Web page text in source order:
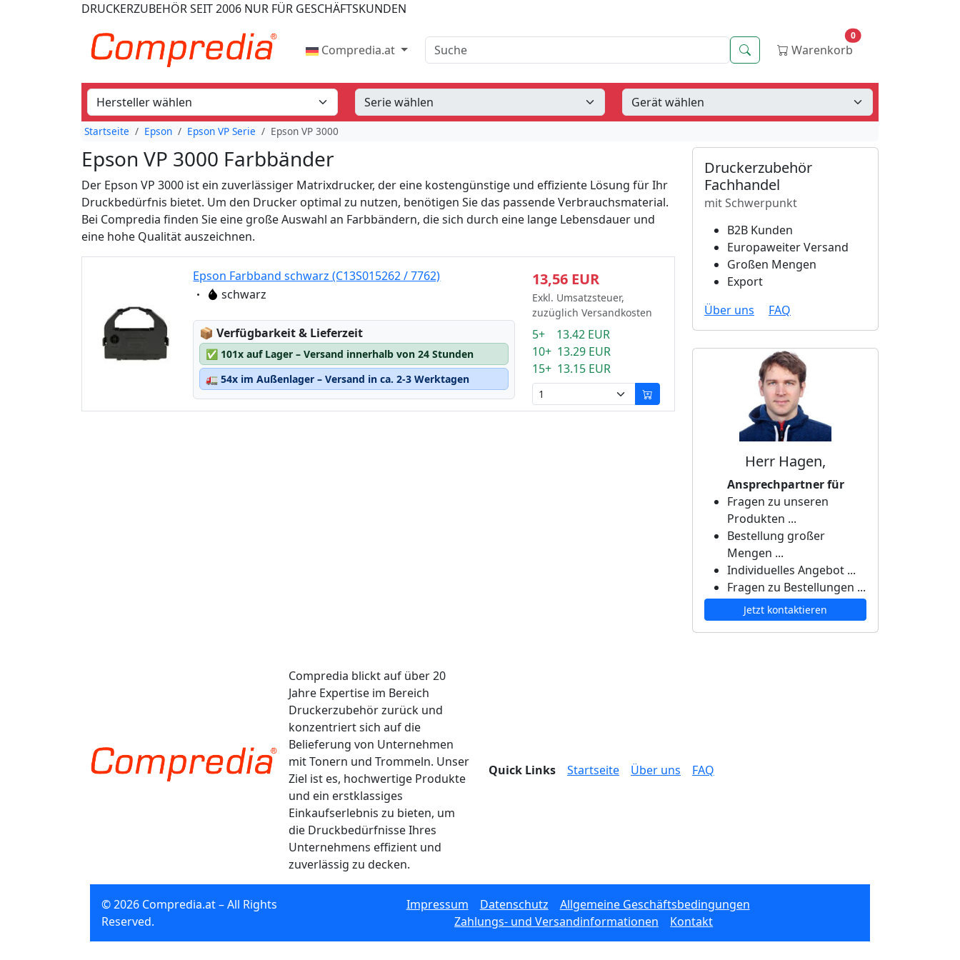
DRUCKERZUBEHÖRSEIT 2006 NUR FÜR GESCHÄFTSKUNDEN
Compredia.at Suche Suche Warenkorb
0
Startseite Epson Epson VP Serie Epson VP 3000
Epson VP 3000 Farbbänder
Der Epson VP 3000 ist ein zuverlässiger Matrixdrucker, der eine kostengünstige und effiziente Lösung für Ihr
Druckbedürfnis bietet. Um den Drucker optimal zu nutzen, benötigen Sie das passende Verbrauchsmaterial.
Bei Compredia finden Sie eine große Auswahl an Farbbändern, die sich durch eine lange Lebensdauer und
eine hohe Qualität auszeichnen.
Epson Farbband schwarz (C13S015262 / 7762)
Eigenschaft:
schwarz
📦Lagerstatus:
Verfügbarkeit & Lieferzeit
✅ 101x auf Lager – Versand innerhalb von 24 Stunden
🚛 54x im Außenlager – Versand in ca. 2-3 Werktagen
13,56 EUR
Exkl. Umsatzsteuer,
zuzüglich Versandkosten
5+ 13.42 EUR
10+ 13.29 EUR
15+ 13.15 EUR
Druckerzubehör
Fachhandel
mit Schwerpunkt
B2B Kunden
Europaweiter Versand
Großen Mengen
Export
Über uns
FAQ
Herr Hagen,
Ansprechpartner für
Fragen zu unseren
Produkten ...
Bestellung großer
Mengen ...
Individuelles Angebot ...
Fragen zu Bestellungen ...
Jetzt kontaktieren
Compredia blickt auf über 20
Jahre Expertise im Bereich
Druckerzubehör zurück und
konzentriert sich auf die
Belieferung von Unternehmen
mit Tonern und Trommeln. Unser
Ziel ist es, hochwertige Produkte
und ein erstklassiges
Einkaufserlebnis zu bieten, um
die Druckbedürfnisse Ihres
Unternehmens effizient und
zuverlässig zu decken.
Quick Links Startseite Über uns FAQ
© 2026 Compredia.at – All Rights
Reserved.
Impressum Datenschutz
Allgemeine Geschäftsbedingungen
Zahlungs- und Versandinformationen
Kontakt